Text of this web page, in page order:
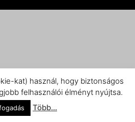
kat) használ, hogy biztonságos
felhasználói élményt nyújtsa.
Több...